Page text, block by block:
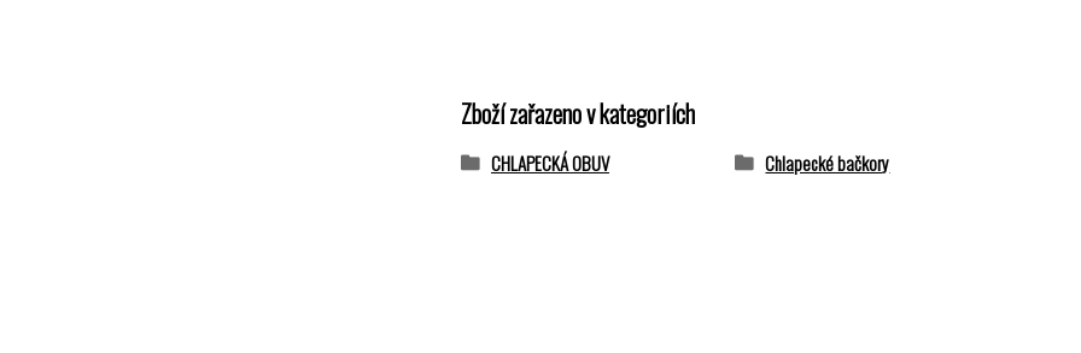
Zboží zařazeno v kategoriích
CHLAPECKÁ OBUV Chlapecké bačkory